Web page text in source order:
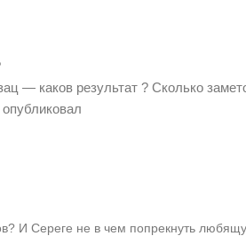
— каков результат ? Сколько
И Сереге не в чем попрекнуть